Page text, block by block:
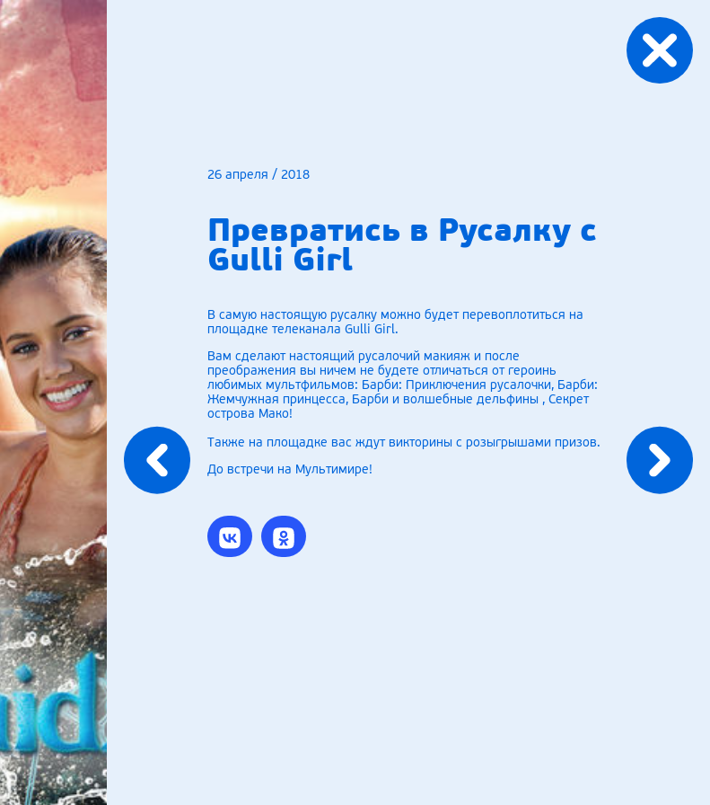
26 апреля / 2018
Превратись в Русалку с
Gulli Girl
В самую настоящую русалку можно будет перевоплотиться на
площадке телеканала Gulli Girl.
Вам сделают настоящий русалочий макияж и после
преображения вы ничем не будете отличаться от героинь
любимых мультфильмов: Барби: Приключения русалочки, Барби:
Жемчужная принцесса, Барби и волшебные дельфины , Секрет
острова Мако!
Также на площадке вас ждут викторины с розыгрышами призов.
До встречи на Мультимире!